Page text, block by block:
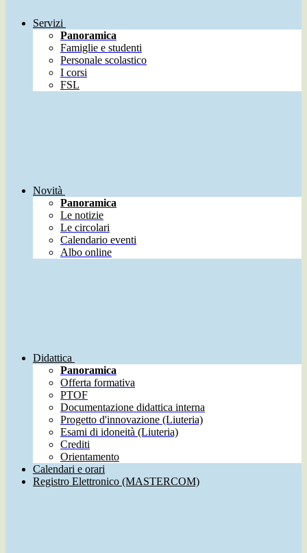
Servizi
Panoramica
Famiglie e studenti
Personale scolastico
I corsi
FSL
Novità
Panoramica
Le notizie
Le circolari
Calendario eventi
Albo online
Didattica
Panoramica
Offerta formativa
PTOF
Documentazione didattica interna
Progetto d'innovazione (Liuteria)
Esami di idoneità (Liuteria)
Crediti
Orientamento
Calendari e orari
Registro Elettronico (MASTERCOM)